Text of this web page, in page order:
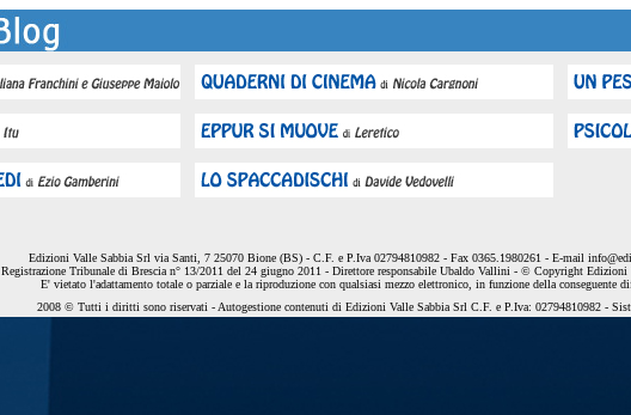
Edizioni Valle Sabbia Srl via Santi, 7 25070 Bione (BS) - C.F. e P.Iva 02794810982 - Fax 0365.1980261 - E-mail
Registrazione Tribunale di Brescia n° 13/2011 del 24 giugno 2011 - Direttore responsabile Ubaldo Vallini - © Copyright
E' vietato l'adattamento totale o parziale e la riproduzione con qualsiasi mezzo elettronico, in funzione della conseguente
2008 © Tutti i diritti sono riservati - Autogestione contenuti di Edizioni Valle Sabbia Srl C.F. e P.Iva: 02794810982 -